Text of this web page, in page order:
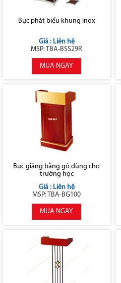
Bục phát biểu khung inox
Giá : Liên hệ
MSP: TBA-BSS29R
MUA NGAY
Bục giảng bằng gỗ dùng cho
trường học
Giá : Liên hệ
MSP: TBA-BG100
MUA NGAY